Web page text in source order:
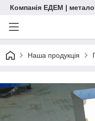
Компанія ЕДЕМ |
Наша продукція